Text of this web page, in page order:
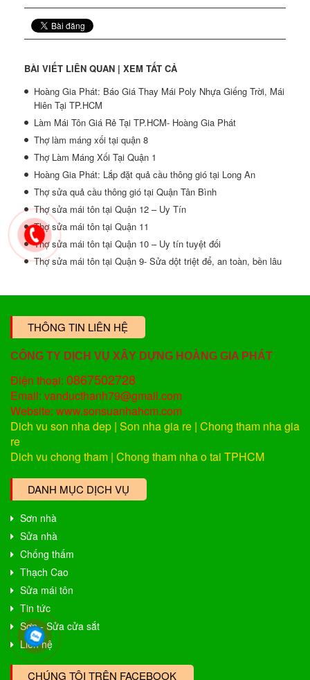
BÀI VIẾT LIÊN QUAN | XEM TẤT CẢ
Hoàng Gia Phát: Báo Giá Thay Mái Poly Nhựa Giếng Trời, Mái
Hiên Tại TP.HCM
Làm Mái Tôn Giá Rẻ Tại TP.HCM- Hoàng Gia Phát
Thợ làm máng xối tại quận 8
Thợ Làm Máng Xối Tại Quận 1
Hoàng Gia Phát: Lắp đặt quả cầu thông gió tại Long An
Thợ sửa quả cầu thông gió tại Quận Tân Bình
Thợ sửa mái tôn tại Quận 12 – Uy Tín
Thợ sửa mái tôn tại Quận 11
Thợ sửa mái tôn tại Quận 10 – Uy tín tuyệt đối
Thợ sửa mái tôn tại Quận 9- Sửa dột triệt để, an toàn, bền lâu
THÔNG TIN LIÊN HỆ
CÔNG TY DỊCH VỤ XÂY DỰNG HOÀNG GIA PHÁT
Điện thoại: 0867502728
Email: vanducthanh79@gmail.com
Website: www.sonsuanhahcm.com
Dich vu son nha dep | Son nha gia re | Chong tham nha gia
re
Dich vu chong tham | Chong tham nha o tai TPHCM
DANH MỤC DỊCH VỤ
Sơn nhà
Sửa nhà
Chống thấm
Thạch Cao
Sửa mái tôn
Tin tức
Sơn - Sửa cửa sắt
Liên hệ
CHÚNG TÔI TRÊN FACEBOOK